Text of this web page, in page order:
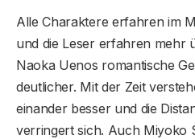
Alle Charaktere erfahren im
und die Leser erfahren mehr
Naoka Uenos romantische
deutlicher. Mit der Zeit
einander besser und die
verringert sich. Auch Miyoko